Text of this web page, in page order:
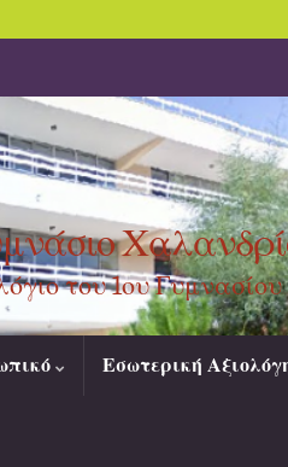
του 1ου
Εσωτερική